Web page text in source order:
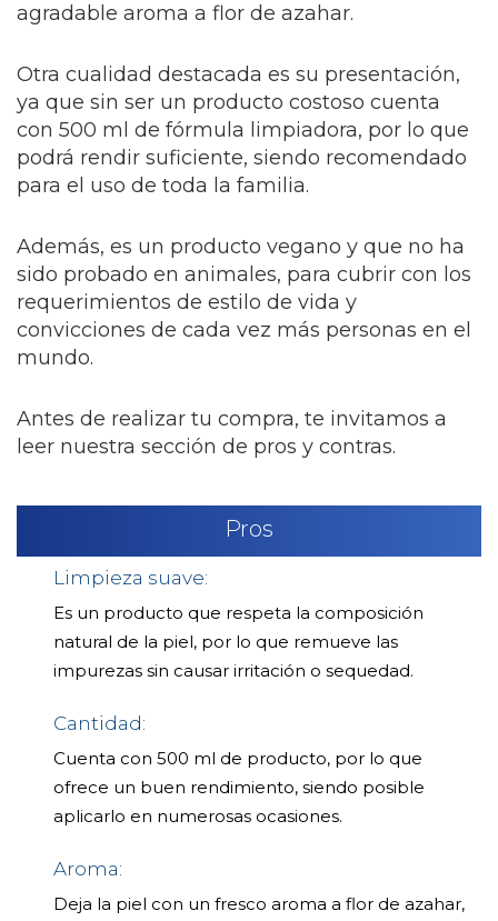
agradable aroma a flor de azahar.
Otra cualidad destacada es su presentación,
ya que sin ser un producto costoso cuenta
con 500 ml de fórmula limpiadora, por lo que
podrá rendir suficiente, siendo recomendado
para el uso de toda la familia.
Además, es un producto vegano y que no ha
sido probado en animales, para cubrir con los
requerimientos de estilo de vida y
convicciones de cada vez más personas en el
mundo.
Antes de realizar tu compra, te invitamos a
leer nuestra sección de pros y contras.
Pros
Limpieza suave:
Es un producto que respeta la composición
natural de la piel, por lo que remueve las
impurezas sin causar irritación o sequedad.
Cantidad:
Cuenta con 500 ml de producto, por lo que
ofrece un buen rendimiento, siendo posible
aplicarlo en numerosas ocasiones.
Aroma:
Deja la piel con un fresco aroma a flor de azahar,